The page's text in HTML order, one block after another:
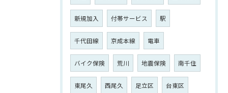
新規加入 付帯サービス 駅
千代田線 京成本線 電車
バイク保険 荒川 地震保険 南千住
東尾久 西尾久 足立区 台東区